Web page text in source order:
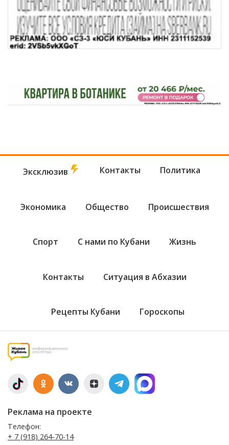
Эксклюзив Контакты Политика
Экономика Общество Происшествия
Спорт С нами по Кубани Жизнь
Контакты Ситуация в Абхазии
Рецепты Кубани Гороскопы
Реклама на проекте
Телефон:
+ 7 (918) 264-70-14